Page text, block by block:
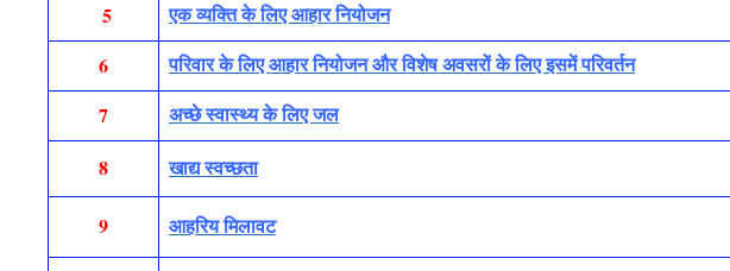
5 एक व्यक्ति के लिए आहार नियोजन
6 परिवार के लिए आहार नियोजन और विशेष अवसरों के लिए इसमें परिवर्तन
7 अच्छे स्वास्थ्य के लिए जल
8 खाद्य स्वच्छता
9 आहरिय मिलावट